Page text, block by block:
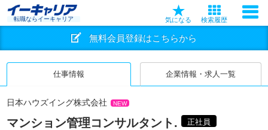
転職ならイーキャリア 気になる 検索履歴
無料会員登録はこちらから
仕事情報 企業情報・求人一覧
日本ハウズイング株式会社 NEW
マンション管理コンサルタント. 正社員